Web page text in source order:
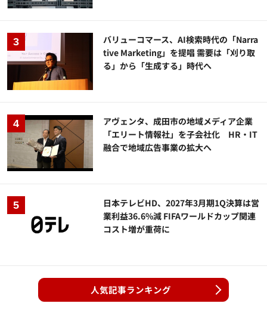
バリューコマース、AI検索時代の「Narra
tive Marketing」を提唱 需要は「刈り取
る」から「生成する」時代へ
アヴェンタ、成田市の地域メディア企業
「エリート情報社」を子会社化 HR・IT
融合で地域広告事業の拡大へ
日本テレビHD、2027年3月期1Q決算は営
業利益36.6%減 FIFAワールドカップ関連
コスト増が重荷に
人気記事ランキング